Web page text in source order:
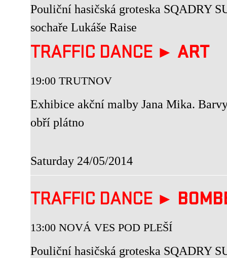
Pouliční hasičská groteska SQADRY
sochaře Lukáše Raise
TRAFFIC DANCE ► ART
19:00 TRUTNOV
Exhibice akční malby Jana Mika.
obří plátno
Saturday 24/05/2014
TRAFFIC DANCE ►
13:00 NOVÁ VES POD PLEŠÍ
Pouliční hasičská groteska SQADRY